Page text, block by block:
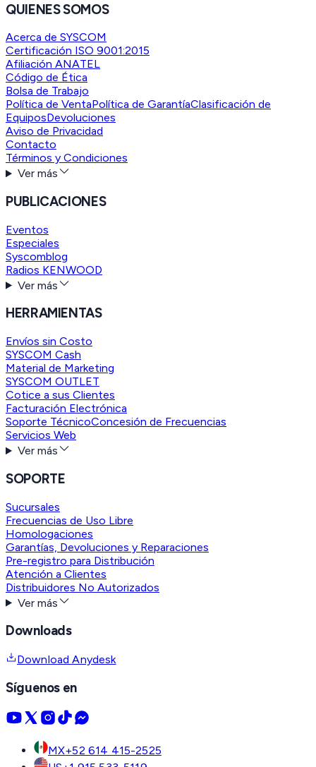
QUIENES SOMOS
Acerca de SYSCOM
Certificación ISO 9001:2015
Afiliación ANATEL
Código de Ética
Bolsa de Trabajo
Política de VentaPolítica de GarantíaClasificación de
EquiposDevoluciones
Aviso de Privacidad
Contacto
Términos y Condiciones
Ver más
PUBLICACIONES
Eventos
Especiales
Syscomblog
Radios KENWOOD
Ver más
HERRAMIENTAS
Envíos sin Costo
SYSCOM Cash
Material de Marketing
SYSCOM OUTLET
Cotice a sus Clientes
Facturación Electrónica
Soporte TécnicoConcesión de Frecuencias
Servicios Web
Ver más
SOPORTE
Sucursales
Frecuencias de Uso Libre
Homologaciones
Garantías, Devoluciones y Reparaciones
Pre-registro para Distribución
Atención a Clientes
Distribuidores No Autorizados
Ver más
Downloads
Download Anydesk
Síguenos en
MX+52 614 415-2525